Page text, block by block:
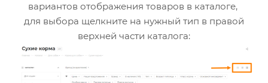
вариантов отображения товаров в каталоге,
для выбора щелкните на нужный тип в правой
верхней части каталога: